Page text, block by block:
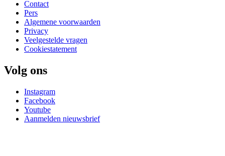
Contact
Pers
Algemene voorwaarden
Privacy
Veelgestelde vragen
Cookiestatement
Volg ons
Instagram
Facebook
Youtube
Aanmelden nieuwsbrief